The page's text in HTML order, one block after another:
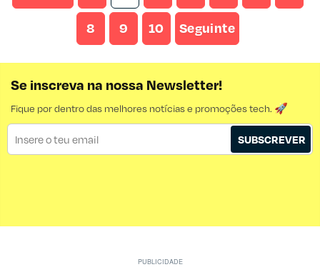
8 9 10 Seguinte
Se inscreva na nossa Newsletter!
Fique por dentro das melhores notícias e promoções tech. 🚀
SUBSCREVER